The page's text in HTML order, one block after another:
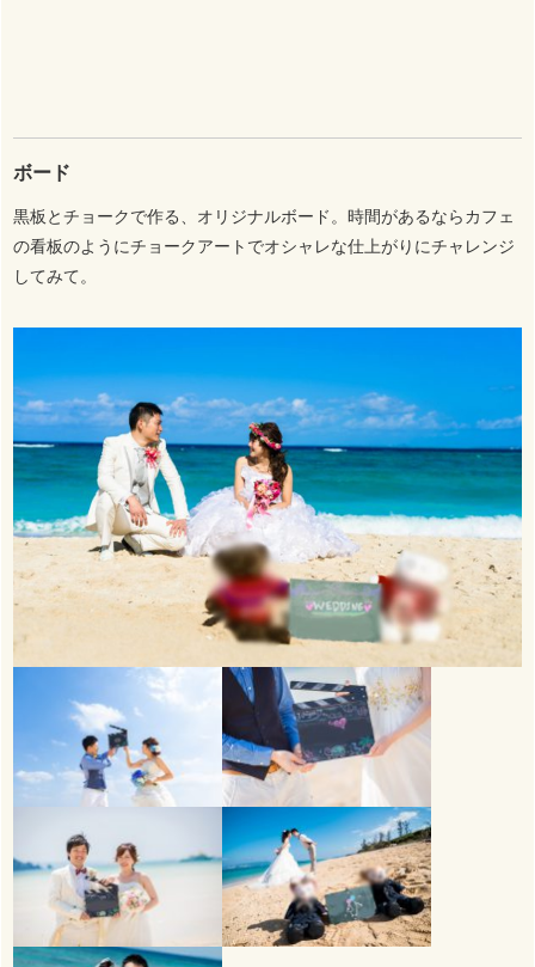
ボード
黒板とチョークで作る、オリジナルボード。時間があるならカフェ
の看板のようにチョークアートでオシャレな仕上がりにチャレンジ
してみて。